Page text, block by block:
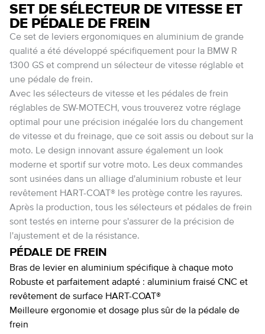
SET DE SÉLECTEUR DE VITESSE ET
DE PÉDALE DE FREIN
Ce set de leviers ergonomiques en aluminium de grande
qualité a été développé spécifiquement pour la BMW R
1300 GS et comprend un sélecteur de vitesse réglable et
une pédale de frein.
Avec les sélecteurs de vitesse et les pédales de frein
réglables de SW-MOTECH, vous trouverez votre réglage
optimal pour une précision inégalée lors du changement
de vitesse et du freinage, que ce soit assis ou debout sur la
moto. Le design innovant assure également un look
moderne et sportif sur votre moto. Les deux commandes
sont usinées dans un alliage d'aluminium robuste et leur
revêtement HART-COAT® les protège contre les rayures.
Après la production, tous les sélecteurs et pédales de frein
sont testés en interne pour s'assurer de la précision de
l'ajustement et de la résistance.
PÉDALE DE FREIN
Bras de levier en aluminium spécifique à chaque moto
Robuste et parfaitement adapté : aluminium fraisé CNC et
revêtement de surface HART-COAT®
Meilleure ergonomie et dosage plus sûr de la pédale de
frein